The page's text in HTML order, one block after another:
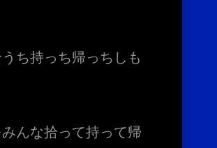
ち持っち帰っちしも
んな拾って持って帰